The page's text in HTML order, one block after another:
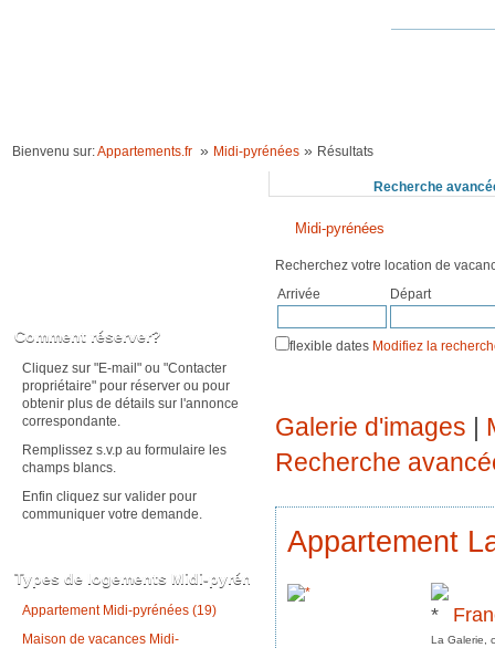
Bienvenu sur:Appartements.fr » Midi-pyrénées » Résultats
Comment réserver?
Cliquez sur "E-mail" ou "Contacter
propriétaire" pour réserver ou pour
obtenir plus de détails sur l'annonce
correspondante.
Remplissez s.v.p au formulaire les
champs blancs.
Enfin cliquez sur valider pour
communiquer votre demande.
Types de logements Midi-pyrénées
Appartement Midi-pyrénées (19)
Maison de vacances Midi-
Recherche
Midi-pyrénées
Recherchez votre location de
Arrivée
Départ
flexible dates Modifiez la
Galerie d'images |
Recherche
Appartement
La Galerie,